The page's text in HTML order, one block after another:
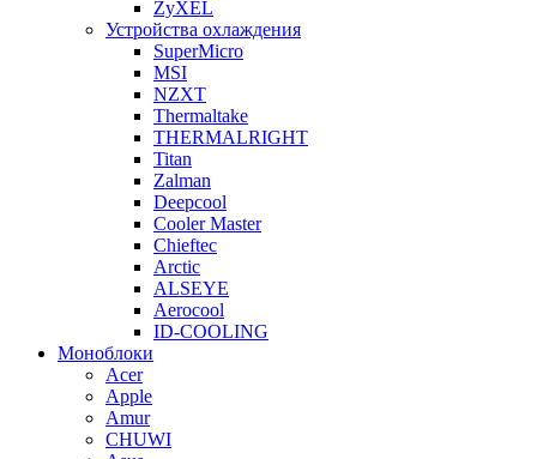
ZyXEL
Устройства охлаждения
SuperMicro
MSI
NZXT
Thermaltake
THERMALRIGHT
Titan
Zalman
Deepcool
Cooler Master
Chieftec
Arctic
ALSEYE
Aerocool
ID-COOLING
Моноблоки
Acer
Apple
Amur
CHUWI